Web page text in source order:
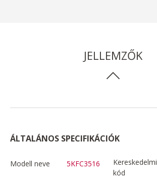
JELLEMZŐK
ÁLTALÁNOS SPECIFIKÁCIÓK
Modell neve 5KFC3516
Kereskedelmi
kód